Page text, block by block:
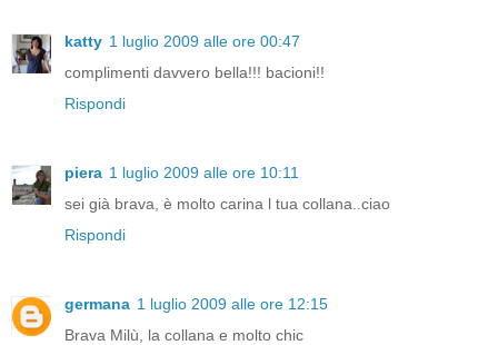
katty 1 luglio 2009 alle ore 00:47
complimenti davvero bella!!! bacioni!!
Rispondi
piera 1 luglio 2009 alle ore 10:11
sei già brava, è molto carina l tua collana..ciao
Rispondi
germana 1 luglio 2009 alle ore 12:15
Brava Milù, la collana e molto chic